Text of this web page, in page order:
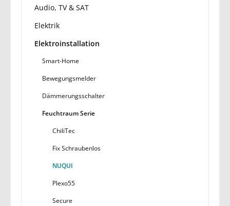
Audio, TV & SAT
Elektrik
Elektroinstallation
Smart-Home
Bewegungsmelder
Dämmerungsschalter
Feuchtraum Serie
ChiliTec
Fix Schraubenlos
NUQUI
Plexo55
Secure